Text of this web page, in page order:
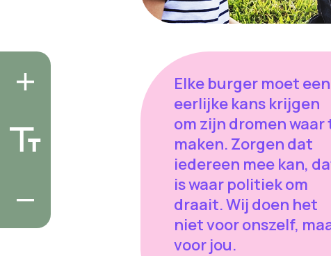
Elke burger moet een
eerlijke kans krijgen
om zijn dromen waar
maken. Zorgen dat
iedereen mee kan,
is waar politiek om
draait. Wij doen het
niet voor onszelf,
voor jou.